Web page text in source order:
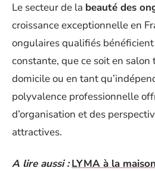
Le secteur de la beauté des
croissance exceptionnelle en
ongulaires qualifiés bénéficient
constante, que ce soit en salon
domicile ou en tant
polyvalence professionnelle
d’organisation et des
attractives.
A lire aussi : LYMA à la